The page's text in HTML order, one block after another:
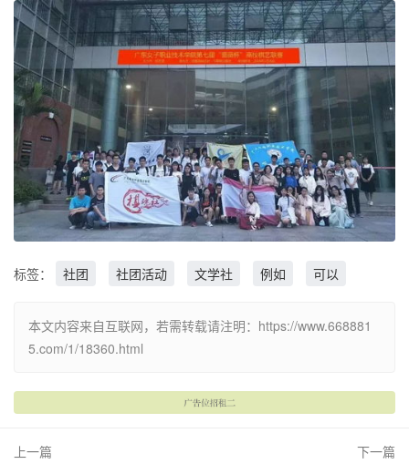
标签： 社团 社团活动 文学社 例如 可以
本文内容来自互联网，若需转载请注明：https://www.668881
5.com/1/18360.html
上一篇
下一篇